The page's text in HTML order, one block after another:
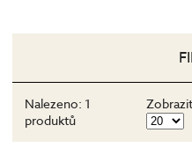
vystupování.
Nalezeno: 1
produktů